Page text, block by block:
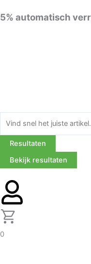
naar
5% automatisch
Resultaten
Bekijk resultaten
0